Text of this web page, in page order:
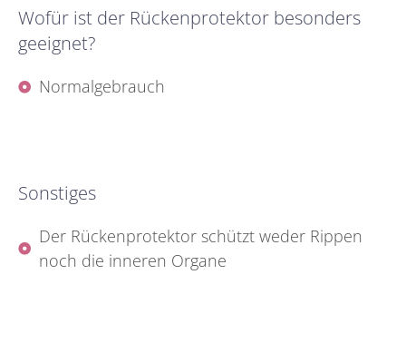
Wofür ist der Rückenprotektor besonders
geeignet?
Normalgebrauch
Sonstiges
Der Rückenprotektor schützt weder Rippen
noch die inneren Organe